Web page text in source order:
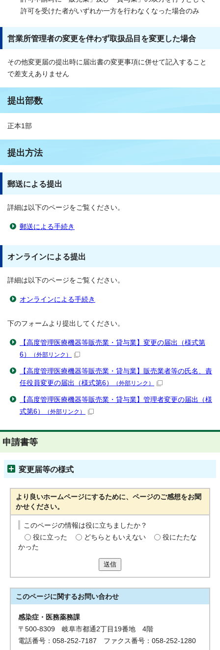
許可を受けた者がいずれか一方を行わなくなった場合のみ
営業所管理者の変更を伴わず取扱品目を変更した場合
その他変更届の提出時に届出書の変更事項に併せて記入すること
で差支えありません
提出部数
正本1部
提出方法
郵送による提出
詳細は以下のページをご覧ください。
郵送による手続き
オンラインによる提出
詳細は以下のページをご覧ください。
オンラインによる手続き
下のフォームより提出してください。
【高度管理医療機器等販売業・貸与業】変更の届出（様式第
6）
（外部リンク）
【高度管理医療機器等販売業・貸与業】販売業者等の氏名、責
任役員変更の届出（様式第6）
（外部リンク）
【高度管理医療機器等販売業・貸与業】管理者変更の届出（様
式第6）
（外部リンク）
申請書等
変更届等の様式
より良いホームページにするために、ページのご感想をお聞
かせください。
このページの情報は役に立ちましたか？
役に立った
どちらともいえない
役にたたな
かった
送信
このページに関するお問い合わせ
感染症・医務薬務課
〒500-8309 岐阜市都通2丁目19番地 4階
電話番号：058-252-7187 ファクス番号：058-252-1280